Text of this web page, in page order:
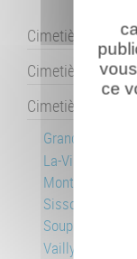
Cimetières
Cimetières
Cimetières
Grand-Seraucourt
La-Ville-aux-
Montcornet
Sissonne
Soupir
Vailly-sur-Aisne
ce